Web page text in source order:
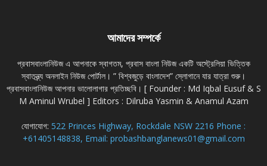
আমাদের সম্পর্কে
প্রবাসবাংলানিউজ এ আপনাকে স্বাগতম, প্রবাস বাংলা নিউজ একটি অস্ট্রেলিয়া ভিত্তিক
স্বাতন্ত্র্য অনলাইন নিউজ পোর্টাল। ” বিশ্বজুড়ে বাংলাদেশ” স্লোগানে যার যাত্রা শুরু।
প্রবাসবাংলানিউজ আপনার ভালোলাগার প্রতিচ্ছবি। [ Founder : Md Iqbal Eusuf & S
M Aminul Wrubel ] Editors : Dilruba Yasmin & Anamul Azam
যোগাযোগ: 522 Princes Highway, Rockdale NSW 2216 Phone :
+61405148838, Email: probashbanglanews01@gmail.com